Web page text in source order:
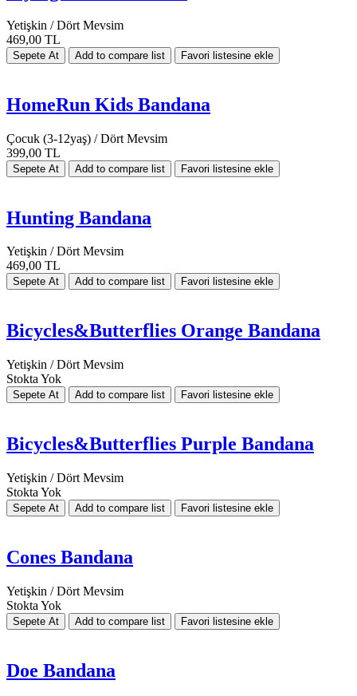
Yetişkin / Dört Mevsim
469,00 TL
HomeRun Kids Bandana
Çocuk (3-12yaş) / Dört Mevsim
399,00 TL
Hunting Bandana
Yetişkin / Dört Mevsim
469,00 TL
Bicycles&Butterflies Orange Bandana
Yetişkin / Dört Mevsim
Stokta Yok
Bicycles&Butterflies Purple Bandana
Yetişkin / Dört Mevsim
Stokta Yok
Cones Bandana
Yetişkin / Dört Mevsim
Stokta Yok
Doe Bandana